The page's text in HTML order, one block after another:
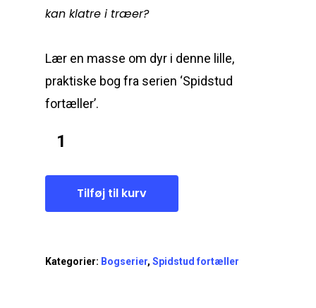
kan klatre i træer?
Lær en masse om dyr i denne lille,
praktiske bog fra serien ‘Spidstud
fortæller’.
Tilføj til kurv
Kategorier: Bogserier, Spidstud fortæller